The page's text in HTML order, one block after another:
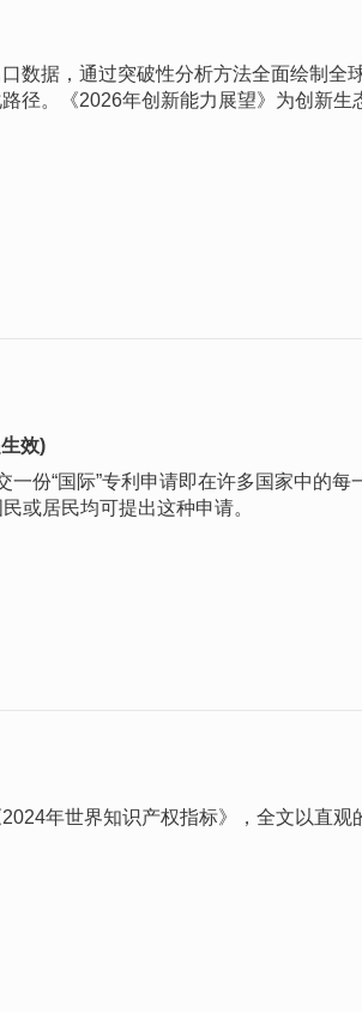
数据，通过突破性分析方法全面绘制全
径。《2026年创新能力展望》为创新生
效)
份“国际”专利申请即在许多国家中的每
或居民均可提出这种申请。
年世界知识产权指标》，全文以直观